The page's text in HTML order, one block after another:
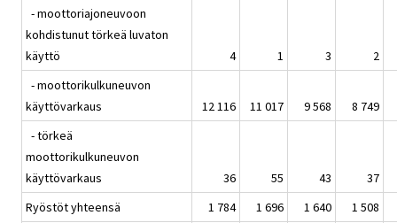
- moottoriajoneuvoon
kohdistunut törkeä luvaton
käyttö
4 1 3
2
- moottorikulkuneuvon
käyttövarkaus
12 116 11 017 9 568
8 749
- törkeä
moottorikulkuneuvon
käyttövarkaus
36 55 43
37
Ryöstöt yhteensä
1 784 1 696 1 640
1 508